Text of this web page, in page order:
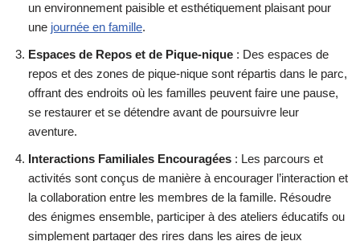
un environnement paisible et esthétiquement plaisant pour
une journée en famille.
Espaces de Repos et de Pique-nique : Des espaces de
repos et des zones de pique-nique sont répartis dans le parc,
offrant des endroits où les familles peuvent faire une pause,
se restaurer et se détendre avant de poursuivre leur
aventure.
Interactions Familiales Encouragées : Les parcours et
activités sont conçus de manière à encourager l’interaction et
la collaboration entre les membres de la famille. Résoudre
des énigmes ensemble, participer à des ateliers éducatifs ou
simplement partager des rires dans les aires de jeux